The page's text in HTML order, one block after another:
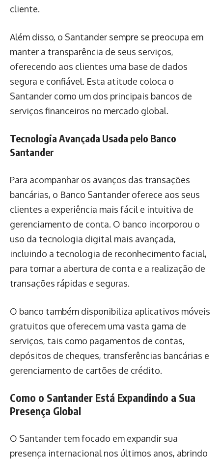
cliente.
Além disso, o Santander sempre se preocupa em
manter a transparência de seus serviços,
oferecendo aos clientes uma base de dados
segura e confiável. Esta atitude coloca o
Santander como um dos principais bancos de
serviços financeiros no mercado global.
Tecnologia Avançada Usada pelo Banco
Santander
Para acompanhar os avanços das transações
bancárias, o Banco Santander oferece aos seus
clientes a experiência mais fácil e intuitiva de
gerenciamento de conta. O banco incorporou o
uso da tecnologia digital mais avançada,
incluindo a tecnologia de reconhecimento facial,
para tornar a abertura de conta e a realização de
transações rápidas e seguras.
O banco também disponibiliza aplicativos móveis
gratuitos que oferecem uma vasta gama de
serviços, tais como pagamentos de contas,
depósitos de cheques, transferências bancárias e
gerenciamento de cartões de crédito.
Como o Santander Está Expandindo a Sua
Presença Global
O Santander tem focado em expandir sua
presença internacional nos últimos anos, abrindo